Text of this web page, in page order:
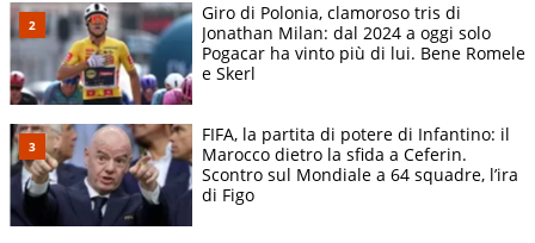
Giro di Polonia, clamoroso tris di
Jonathan Milan: dal 2024 a oggi solo
Pogacar ha vinto più di lui. Bene Romele
e Skerl
FIFA, la partita di potere di Infantino: il
Marocco dietro la sfida a Ceferin.
Scontro sul Mondiale a 64 squadre, l’ira
di Figo